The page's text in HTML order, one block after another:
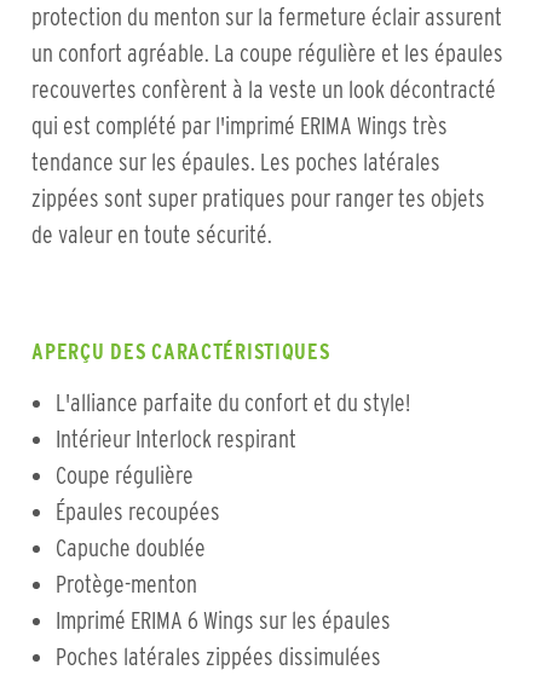
protection du menton sur la fermeture éclair assurent
un confort agréable. La coupe régulière et les épaules
recouvertes confèrent à la veste un look décontracté
qui est complété par l'imprimé ERIMA Wings très
tendance sur les épaules. Les poches latérales
zippées sont super pratiques pour ranger tes objets
de valeur en toute sécurité.
APERÇU DES CARACTÉRISTIQUES
L'alliance parfaite du confort et du style!
Intérieur Interlock respirant
Coupe régulière
Épaules recoupées
Capuche doublée
Protège-menton
Imprimé ERIMA 6 Wings sur les épaules
Poches latérales zippées dissimulées